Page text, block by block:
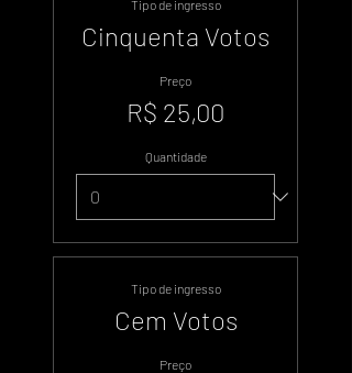
Tipo de ingresso
Cinquenta Votos
Preço
R$ 25,00
Quantidade
Tipo de ingresso
Cem Votos
Preço